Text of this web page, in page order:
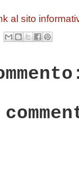
al sito